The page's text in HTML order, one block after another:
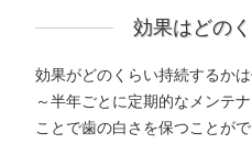
効果はどの
効果がどのくらい持続するか
～半年ごとに定期的なメンテ
ことで歯の白さを保つことがで